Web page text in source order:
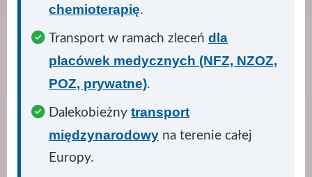
chemioterapię.
Transport w ramach zleceń dla
placówek medycznych (NFZ, NZOZ,
POZ, prywatne).
Dalekobieżny transport
międzynarodowy na terenie całej
Europy.